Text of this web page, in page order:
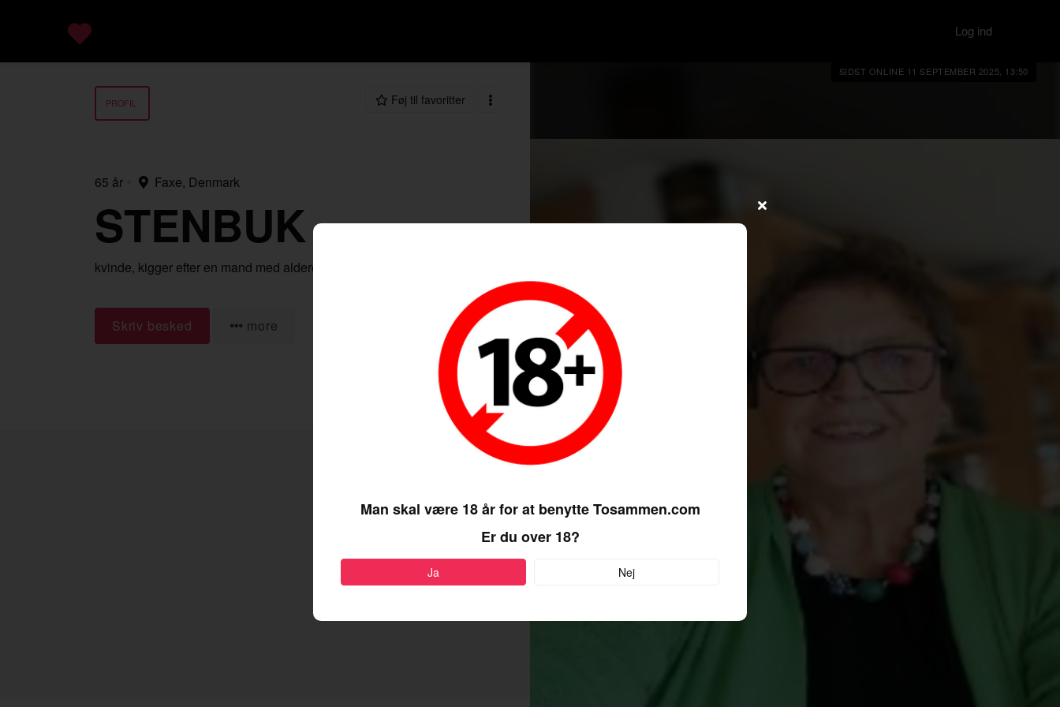
Log ind
SIDST ONLINE 11 SEPTEMBER 2025, 13:50
PROFIL Føj til favoritter
65 år Faxe, Denmark
STENBUK
kvinde, kigger efter en mand med alderen 18-99
Skriv besked more
Man skal være 18 år for at benytte Tosammen.com
Er du over 18?
Ja Nej